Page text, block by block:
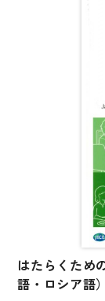
報を読み取っ
を試します。
る』」という
拠。初級、初
はたらくた
語・ロシア語）